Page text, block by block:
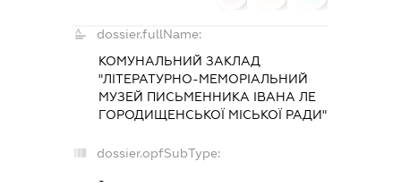
dossier.fullName:
КОМУНАЛЬНИЙ ЗАКЛАД
"ЛІТЕРАТУРНО-МЕМОРІАЛЬНИЙ
МУЗЕЙ ПИСЬМЕННИКА ІВАНА ЛЕ
ГОРОДИЩЕНСЬКОЇ МІСЬКОЇ РАДИ"
dossier.opfSubType:
-